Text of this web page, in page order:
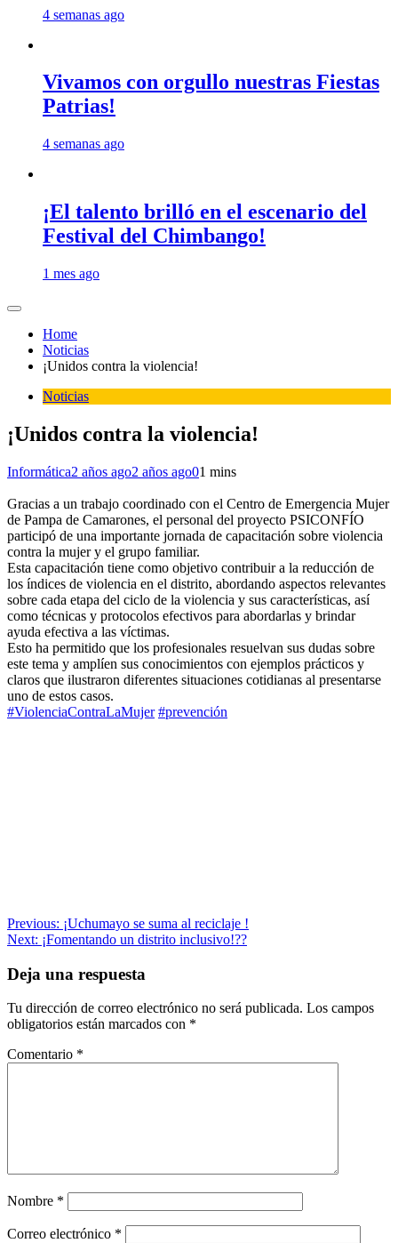
4 semanas ago
Vivamos con orgullo nuestras Fiestas
Patrias!
4 semanas ago
¡El talento brilló en el escenario del
Festival del Chimbango!
1 mes ago
Home
Noticias
¡Unidos contra la violencia!
Noticias
¡Unidos contra la violencia!
Informática2 años ago2 años ago01 mins
Gracias a un trabajo coordinado con el Centro de Emergencia Mujer
de Pampa de Camarones, el personal del proyecto PSICONFÍO
participó de una importante jornada de capacitación sobre violencia
contra la mujer y el grupo familiar.
Esta capacitación tiene como objetivo contribuir a la reducción de
los índices de violencia en el distrito, abordando aspectos relevantes
sobre cada etapa del ciclo de la violencia y sus características, así
como técnicas y protocolos efectivos para abordarlas y brindar
ayuda efectiva a las víctimas.
Esto ha permitido que los profesionales resuelvan sus dudas sobre
este tema y amplíen sus conocimientos con ejemplos prácticos y
claros que ilustraron diferentes situaciones cotidianas al presentarse
uno de estos casos.
#ViolenciaContraLaMujer #prevención
Navegación
de
entradas
Previous: ¡Uchumayo se suma al reciclaje !
Next: ¡Fomentando un distrito inclusivo!??
Deja una respuesta
Tu dirección de correo electrónico no será publicada. Los campos
obligatorios están marcados con *
Comentario *
Nombre *
Correo electrónico *